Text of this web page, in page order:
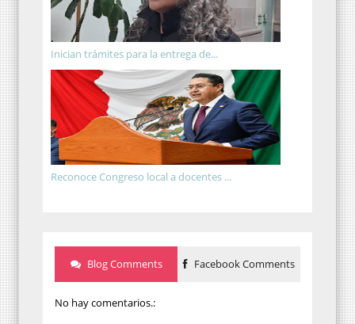
Inician trámites para la entrega de...
Reconoce Congreso local a docentes ...
Blog Comments Facebook Comments
No hay comentarios.: